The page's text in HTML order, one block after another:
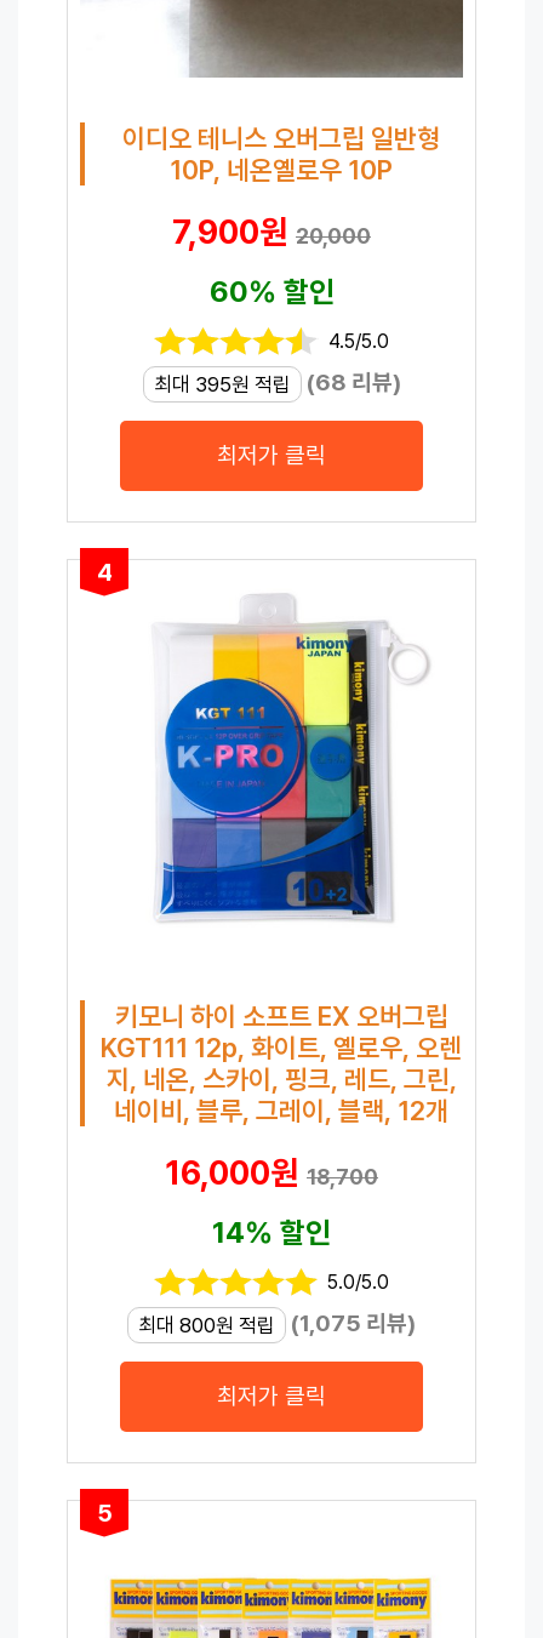
이디오 테니스 오버그립 일반형
10P, 네온옐로우 10P
7,900원 20,000
60% 할인
4.5/5.0
최대 395원 적립 (68 리뷰)
최저가 클릭
4
키모니 하이 소프트 EX 오버그립
KGT111 12p, 화이트, 옐로우, 오렌
지, 네온, 스카이, 핑크, 레드, 그린,
네이비, 블루, 그레이, 블랙, 12개
16,000원 18,700
14% 할인
5.0/5.0
최대 800원 적립 (1,075 리뷰)
최저가 클릭
5